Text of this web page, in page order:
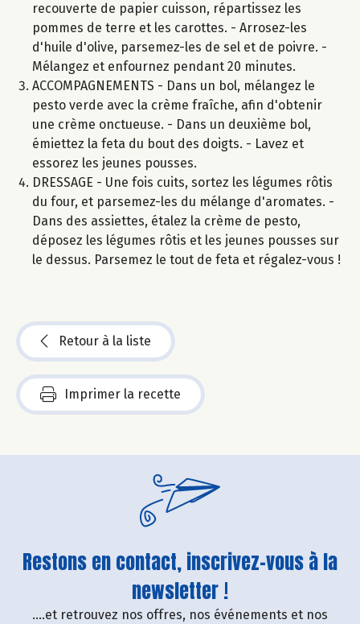
recouverte de papier cuisson, répartissez les
pommes de terre et les carottes. - Arrosez-les
d'huile d'olive, parsemez-les de sel et de poivre. -
Mélangez et enfournez pendant 20 minutes.
ACCOMPAGNEMENTS - Dans un bol, mélangez le
pesto verde avec la crème fraîche, afin d'obtenir
une crème onctueuse. - Dans un deuxième bol,
émiettez la feta du bout des doigts. - Lavez et
essorez les jeunes pousses.
DRESSAGE - Une fois cuits, sortez les légumes rôtis
du four, et parsemez-les du mélange d'aromates. -
Dans des assiettes, étalez la crème de pesto,
déposez les légumes rôtis et les jeunes pousses sur
le dessus. Parsemez le tout de feta et régalez-vous !
Retour à la liste
Imprimer la recette
Restons en contact, inscrivez-vous à la
newsletter !
....et retrouvez nos offres, nos événements et nos